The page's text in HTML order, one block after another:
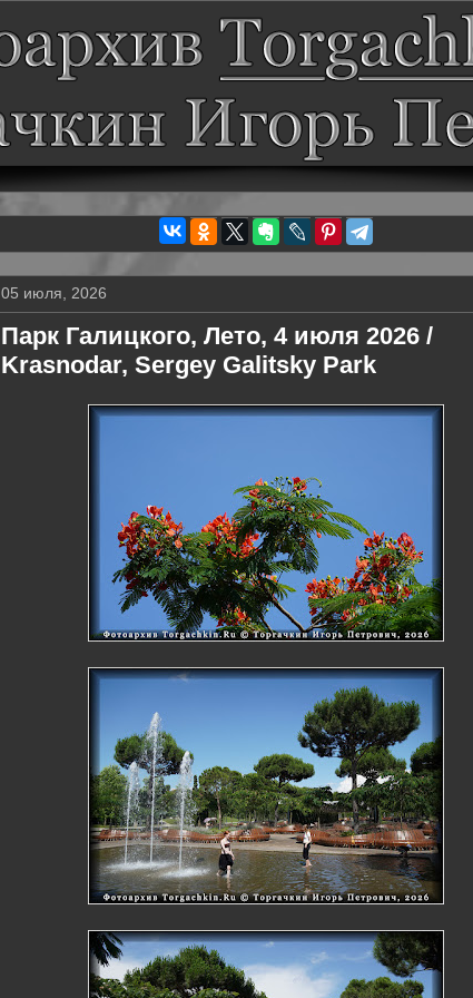
05 июля, 2026
Парк Галицкого, Лето, 4 июля 2026 /
Krasnodar, Sergey Galitsky Park